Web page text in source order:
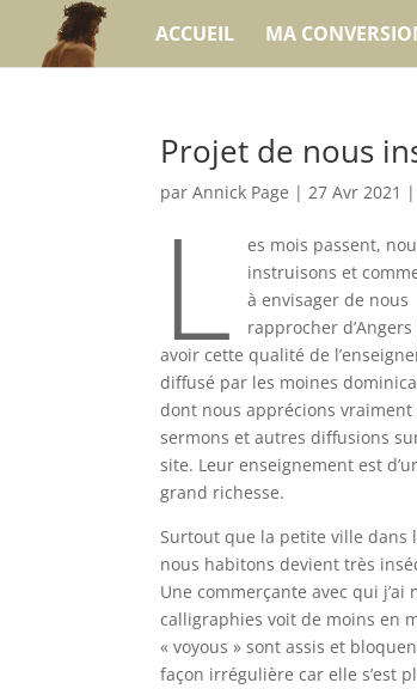
ACCUEIL MA
Projet de nous
parAnnick Page |27 Avr 2021 |
L
es mois passent,
instruisons et
à envisager de nous
rapprocher
avoir cette qualité de
diffusé par les moines
dont nous apprécions vraiment
sermons et autres diffusions
site. Leur enseignement est
grand richesse.
Surtout que la petite ville dans
nous habitons devient très
Une commerçante avec qui
calligraphies voit de moins en
« voyous » sont assis et
façon irrégulière car elle s’est